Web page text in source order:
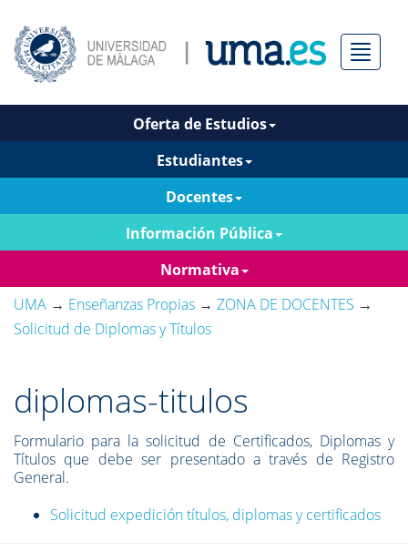
Menú
Oferta de Estudios
Estudiantes
Docentes
Información Pública
Normativa
UMA → Enseñanzas Propias → ZONA DE DOCENTES →
Solicitud de Diplomas y Títulos
diplomas-titulos
Formulario para la solicitud de Certificados, Diplomas y
Títulos que debe ser presentado a través de Registro
General.
Solicitud expedición títulos, diplomas y certificados